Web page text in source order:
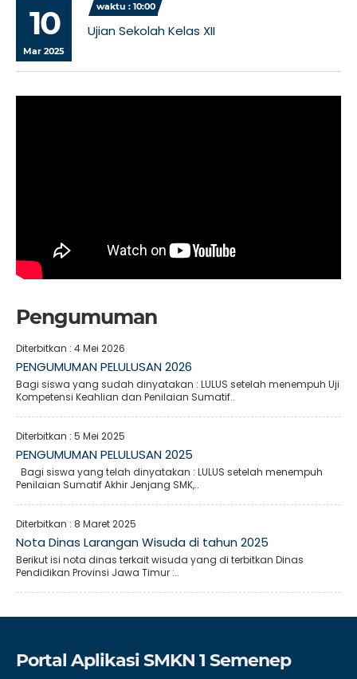
10
Mar 2025
waktu : 10:00
Ujian Sekolah Kelas XII
Pengumuman
Diterbitkan : 4 Mei 2026
PENGUMUMAN PELULUSAN 2026
Bagi siswa yang sudah dinyatakan : LULUS setelah menempuh Uji
Kompetensi Keahlian dan Penilaian Sumatif..
Diterbitkan : 5 Mei 2025
PENGUMUMAN PELULUSAN 2025
Bagi siswa yang telah dinyatakan : LULUS setelah menempuh
Penilaian Sumatif Akhir Jenjang SMK,..
Diterbitkan : 8 Maret 2025
Nota Dinas Larangan Wisuda di tahun 2025
Berikut isi nota dinas terkait wisuda yang di terbitkan Dinas
Pendidikan Provinsi Jawa Timur :..
Portal Aplikasi SMKN 1 Semenep